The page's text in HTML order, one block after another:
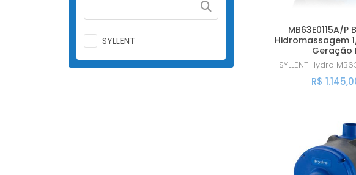
SYLLENT
MB63E0115A/P
Hidromassagem
Geração
SYLLENT Hydro
R$